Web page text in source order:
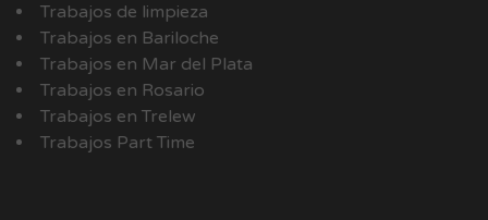
Trabajos de limpieza
Trabajos en Bariloche
Trabajos en Mar del Plata
Trabajos en Rosario
Trabajos en Trelew
Trabajos Part Time